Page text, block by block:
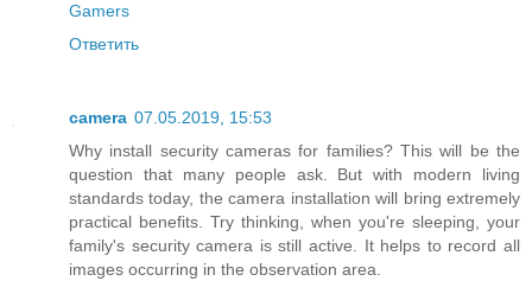
Gamers
Ответить
camera 07.05.2019, 15:53
Why install security cameras for families? This will be the
question that many people ask. But with modern living
standards today, the camera installation will bring extremely
practical benefits. Try thinking, when you're sleeping, your
family's security camera is still active. It helps to record all
images occurring in the observation area.